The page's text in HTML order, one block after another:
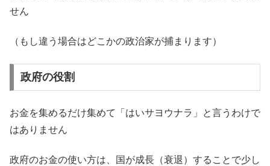
せん
（もし違う場合はどこかの政治家が捕まります）
政府の役割
お金を集めるだけ集めて「はいサヨウナラ」と言うわけで
はありません
政府のお金の使い方は、国が成長（衰退）することで少し